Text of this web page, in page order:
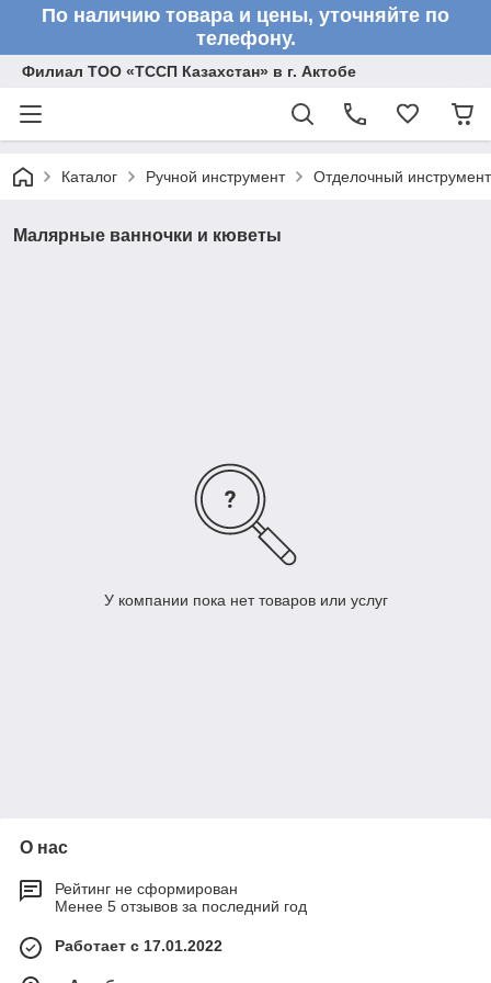
По наличию товара и цены, уточняйте по
телефону.
Филиал ТОО «ТССП Казахстан» в г. Актобе
Каталог Ручной инструмент Отделочный инструмент
Малярные ванночки и кюветы
У компании пока нет товаров или услуг
О нас
Рейтинг не сформирован
Менее 5 отзывов за последний год
Работает с 17.01.2022